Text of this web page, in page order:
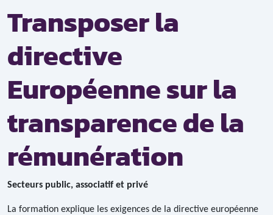
Transposer la
directive
Européenne sur la
transparence de la
rémunération
Secteurs public, associatif et privé
La formation explique les exigences de la directive européenne